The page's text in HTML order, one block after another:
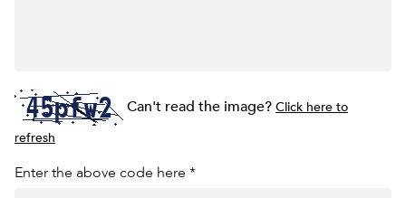
Can't read the image?Click here to
refresh
Enter the above code here *